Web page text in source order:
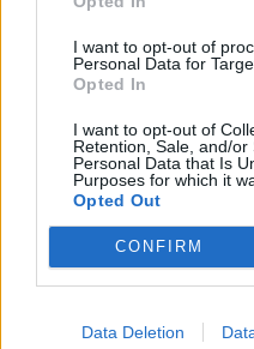
I want to opt-out of
Personal Data for
Opted In
I want to opt-out of
Retention, Sale, and/or
Personal Data that Is
Purposes for which it
Opted Out
CONFIRM
Data Deletion
stovinčius
nepagarbiai su
ir nepagarbą
interesus (spūsties
kelionės tikslą)
ignoruodamas
savo veiksmais
neigiamą reakciją.